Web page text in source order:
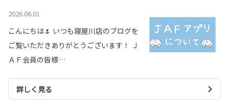
2026.06.01
こんにちは🌷 いつも寝屋川店のブログを
ご覧いただきありがとうございます！ Ｊ
ＡＦ会員の皆様…
詳しく見る